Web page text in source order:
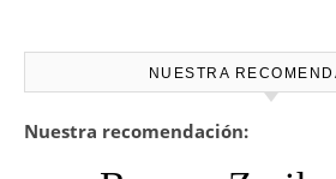
NUESTRA
Nuestra recomendación: